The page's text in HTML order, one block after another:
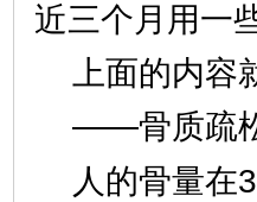
近三个月用一
上面的内
——骨质疏
人的骨量在